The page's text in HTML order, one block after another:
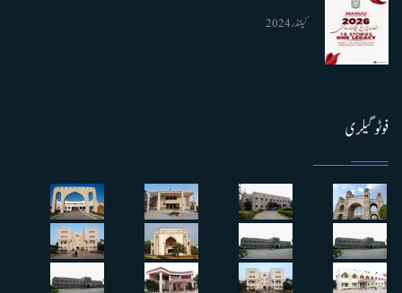
کیلنڈر 2024
فوٹو گیلری